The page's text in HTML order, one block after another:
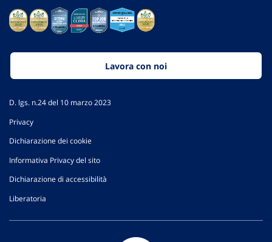
Lavora con noi
D. lgs. n.24 del 10 marzo 2023
Privacy
Dichiarazione dei cookie
Informativa Privacy del sito
Dichiarazione di accessibilità
Liberatoria